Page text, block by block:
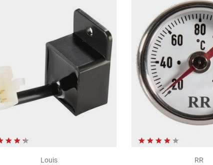
Louis
RR